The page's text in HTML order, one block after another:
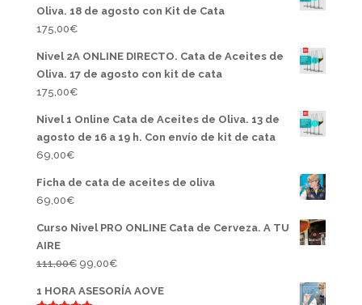
Oliva. 18 de agosto con Kit de Cata
175,00€
Nivel 2A ONLINE DIRECTO. Cata de Aceites de
Oliva. 17 de agosto con kit de cata
175,00€
Nivel 1 Online Cata de Aceites de Oliva. 13 de
agosto de 16 a 19 h. Con envío de kit de cata
69,00€
Ficha de cata de aceites de oliva
69,00€
Curso Nivel PRO ONLINE Cata de Cerveza. A TU
AIRE
111,00€ El
original
99,00€El
actual
1 HORA ASESORÍA AOVE